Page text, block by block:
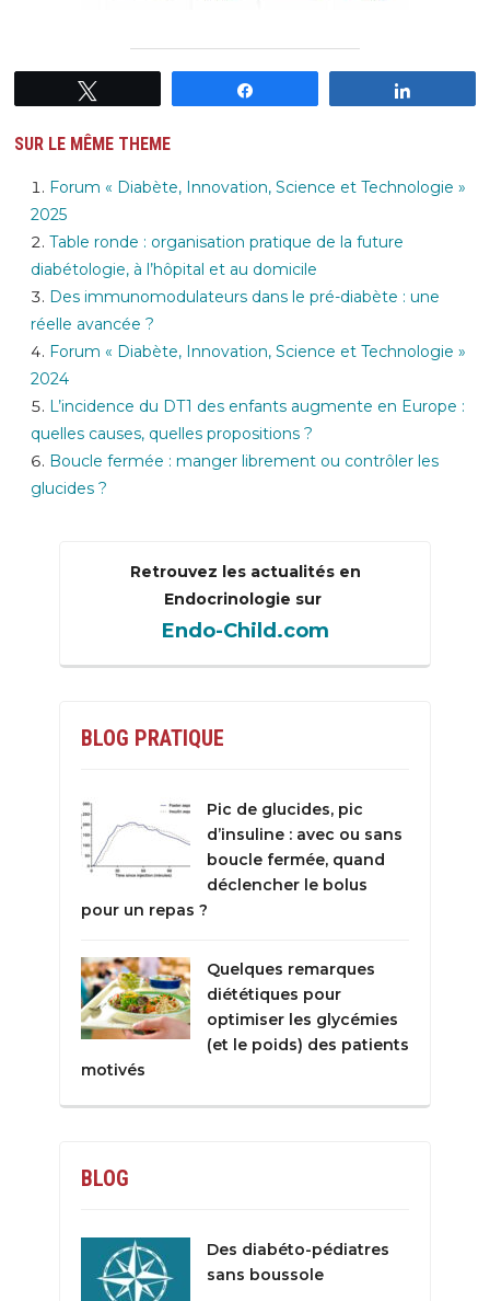
SUR LE MÊME THEME
Forum « Diabète, Innovation, Science et Technologie »
2025
Table ronde : organisation pratique de la future
diabétologie, à l’hôpital et au domicile
Des immunomodulateurs dans le pré-diabète : une
réelle avancée ?
Forum « Diabète, Innovation, Science et Technologie »
2024
L’incidence du DT1 des enfants augmente en Europe :
quelles causes, quelles propositions ?
Boucle fermée : manger librement ou contrôler les
glucides ?
Retrouvez les actualités en
Endocrinologie sur
Endo-Child.com
BLOG PRATIQUE
Pic de glucides, pic
d’insuline : avec ou sans
boucle fermée, quand
déclencher le bolus
pour un repas ?
Quelques remarques
diététiques pour
optimiser les glycémies
(et le poids) des patients
motivés
BLOG
Des diabéto-pédiatres
sans boussole